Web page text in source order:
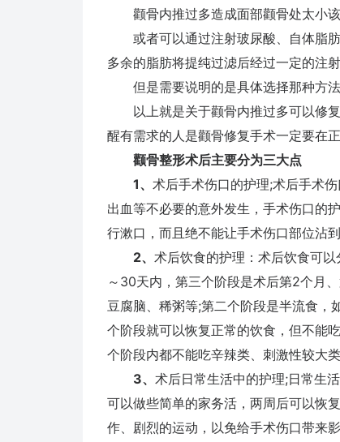
颧骨内推过多造成面部颧骨处太小
或者可以通过注射玻尿酸、自体脂肪
多余的脂肪将提纯过滤后经过一定的注
但是需要说明的是具体选择那种方法
以上就是关于颧骨内推过多可以修复
醒有需求的人是颧骨修复手术一定要在
颧骨整形术后主要分为三大点
1、 术后手术伤口的护理;术后手术
出血等不必要的意外发生，手术伤口的
行漱口，而且绝不能让手术伤口部位沾到
2、 术后饮食的护理：术后饮食可
～30天内，第三个阶段是术后第2个月
豆腐脑、稀粥等;第二个阶段是半流食，
个阶段就可以恢复正常的饮食，但不能
个阶段内都不能吃辛辣类、刺激性较大
3、 术后日常生活中的护理;日常生
可以做些简单的家务活，两周后可以恢
作、剧烈的运动，以免给手术伤口带来影